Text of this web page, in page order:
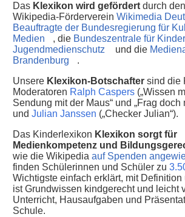
Das Klexikon wird gefördert durch
Wikipedia-Förderverein Wikimedia
Beauftragte der Bundesregierung für
Medien
, die Bundeszentrale für
Jugendmedienschutz
und die
Brandenburg
.
Unsere Klexikon-Botschafter sind die
Moderatoren Ralph Caspers („Wissen
Sendung mit der Maus“ und „Frag doch
und Julian Janssen („Checker Julian“).
Das Kinderlexikon Klexikon sorgt für
Medienkompetenz und
wie die Wikipedia auf Spenden
finden Schülerinnen und Schüler zu
Wichtigste einfach erklärt, mit
ist Grundwissen kindgerecht und leicht
Unterricht, Hausaufgaben und
Schule.